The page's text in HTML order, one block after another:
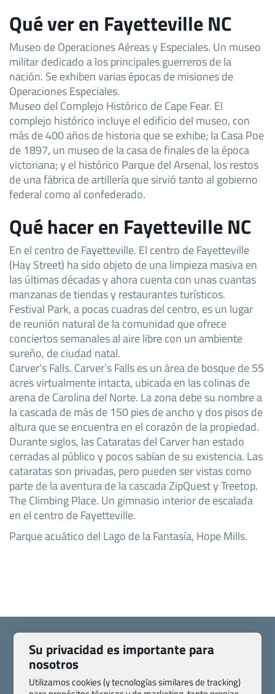
Qué ver en Fayetteville NC
Museo de Operaciones Aéreas y Especiales. Un museo
militar dedicado a los principales guerreros de la
nación. Se exhiben varias épocas de misiones de
Operaciones Especiales.
Museo del Complejo Histórico de Cape Fear. El
complejo histórico incluye el edificio del museo, con
más de 400 años de historia que se exhibe; la Casa Poe
de 1897, un museo de la casa de finales de la época
victoriana; y el histórico Parque del Arsenal, los restos
de una fábrica de artillería que sirvió tanto al gobierno
federal como al confederado.
Qué hacer en Fayetteville NC
En el centro de Fayetteville. El centro de Fayetteville
(Hay Street) ha sido objeto de una limpieza masiva en
las últimas décadas y ahora cuenta con unas cuantas
manzanas de tiendas y restaurantes turísticos.
Festival Park, a pocas cuadras del centro, es un lugar
de reunión natural de la comunidad que ofrece
conciertos semanales al aire libre con un ambiente
sureño, de ciudad natal.
Carver’s Falls. Carver’s Falls es un área de bosque de 55
acres virtualmente intacta, ubicada en las colinas de
arena de Carolina del Norte. La zona debe su nombre a
la cascada de más de 150 pies de ancho y dos pisos de
altura que se encuentra en el corazón de la propiedad.
Durante siglos, las Cataratas del Carver han estado
cerradas al público y pocos sabían de su existencia. Las
cataratas son privadas, pero pueden ser vistas como
parte de la aventura de la cascada ZipQuest y Treetop.
The Climbing Place. Un gimnasio interior de escalada
en el centro de Fayetteville.
Parque acuático del Lago de la Fantasía, Hope Mills.
Quienes somos
Contacto
Su privacidad es importante para
nosotros
Utilizamos cookies (y tecnologías similares de tracking)